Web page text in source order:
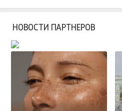
НОВОСТИ ПАРТНЕРОВ